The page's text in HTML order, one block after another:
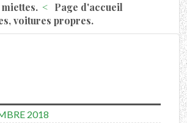
Page d'accueil
voitures propres.
2018